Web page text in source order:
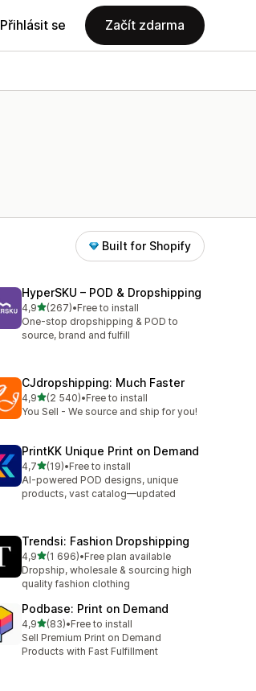
Přihlásit se Začít zdarma
Built for Shopify
HyperSKU – POD & Dropshipping
4,9z 5 hvězd
(267)
Celkový počet recenzí: 267
•Free to install
One-stop dropshipping & POD to
source, brand and fulfill
CJdropshipping: Much Faster
4,9z 5 hvězd
(2 540)
Celkový počet recenzí: 2540
•Free to install
You Sell - We source and ship for you!
PrintKK Unique Print on Demand
4,7z 5 hvězd
(19)
Celkový počet recenzí: 19
•Free to install
AI-powered POD designs, unique
products, vast catalog—updated
Trendsi: Fashion Dropshipping
4,9z 5 hvězd
(1 696)
Celkový počet recenzí: 1696
•Free plan available
Dropship, wholesale & sourcing high
quality fashion clothing
Podbase: Print on Demand
4,9z 5 hvězd
(83)
Celkový počet recenzí: 83
•Free to install
Sell Premium Print on Demand
Products with Fast Fulfillment